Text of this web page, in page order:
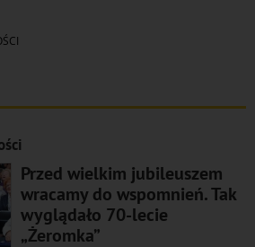
Przed wielkim jubileuszem
wracamy do wspomnień. Tak
wyglądało 70-lecie
„Żeromka”